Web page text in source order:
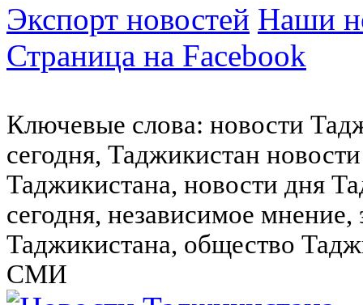
Экспорт новостей Наши
Страница на Facebook
Ключевые слова: новости
сегодня, Таджикистан
Таджикистана, новости дня
сегодня, независимое
Таджикистана, общество
СМИ